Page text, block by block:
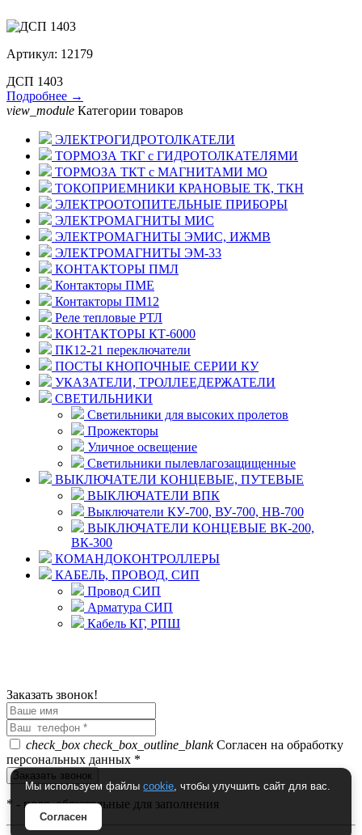
Артикул: 12179
ДСП 1403
Подробнее →
view_module Категории товаров
ЭЛЕКТРОГИДРОТОЛКАТЕЛИ
ТОРМОЗА ТКГ с ГИДРОТОЛКАТЕЛЯМИ
ТОРМОЗА ТКТ с МАГНИТАМИ МО
ТОКОПРИЕМНИКИ КРАНОВЫЕ ТК, ТКН
ЭЛЕКТРООТОПИТЕЛЬНЫЕ ПРИБОРЫ
ЭЛЕКТРОМАГНИТЫ МИС
ЭЛЕКТРОМАГНИТЫ ЭМИС, ИЖМВ
ЭЛЕКТРОМАГНИТЫ ЭМ-33
КОНТАКТОРЫ ПМЛ
Контакторы ПМЕ
Контакторы ПМ12
Реле тепловые РТЛ
КОНТАКТОРЫ КТ-6000
ПК12-21 переключатели
ПОСТЫ КНОПОЧНЫЕ СЕРИИ КУ
УКАЗАТЕЛИ, ТРОЛЛЕЕДЕРЖАТЕЛИ
СВЕТИЛЬНИКИ
Светильники для высоких пролетов
Прожекторы
Уличное освещение
Светильники пылевлагозащищенные
ВЫКЛЮЧАТЕЛИ КОНЦЕВЫЕ, ПУТЕВЫЕ
ВЫКЛЮЧАТЕЛИ ВПК
Выключатели КУ-700, ВУ-700, НВ-700
ВЫКЛЮЧАТЕЛИ КОНЦЕВЫЕ ВК-200,
ВК-300
КОМАНДОКОНТРОЛЛЕРЫ
КАБЕЛЬ, ПРОВОД, СИП
Провод СИП
Арматура СИП
Кабель КГ, РПШ
Мы используем файлыcookie, чтобы улучшить сайт для вас.
Согласен
Заказать звонок!
check_box check_box_outline_blankСогласен на обработку
персональных данных *
* - поля, обязательные для заполнения